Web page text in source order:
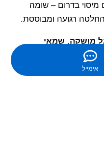
בדרום – שומה
רגועה ומבוססת.
מושקה, שמאי
או משק בדרום הארץ,
אימייל